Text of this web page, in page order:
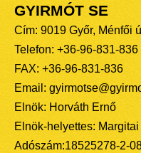
GYIRMÓT SE
Cím: 9019 Győr, Ménfői
Telefon: +36-96-831-836
FAX: +36-96-831-836
Email:
Elnök: Horváth Ernő
Elnök-helyettes:
Adószám:18525278-2-